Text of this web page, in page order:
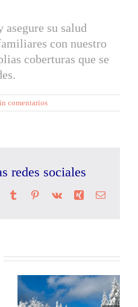
asegure su salud
con nuestro
coberturas que se
comentarios
redes sociales
TumblrPinterest
Vk Xing Correo
Seguro del